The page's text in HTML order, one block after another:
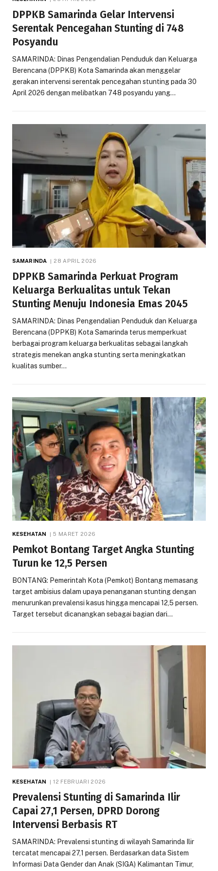
DPPKB Samarinda Gelar Intervensi
Serentak Pencegahan Stunting di 748
Posyandu
SAMARINDA: Dinas Pengendalian Penduduk dan Keluarga
Berencana (DPPKB) Kota Samarinda akan menggelar
gerakan intervensi serentak pencegahan stunting pada 30
April 2026 dengan melibatkan 748 posyandu yang…
SAMARINDA 28 APRIL 2026
DPPKB Samarinda Perkuat Program
Keluarga Berkualitas untuk Tekan
Stunting Menuju Indonesia Emas 2045
SAMARINDA: Dinas Pengendalian Penduduk dan Keluarga
Berencana (DPPKB) Kota Samarinda terus memperkuat
berbagai program keluarga berkualitas sebagai langkah
strategis menekan angka stunting serta meningkatkan
kualitas sumber…
KESEHATAN 5 MARET 2026
Pemkot Bontang Target Angka Stunting
Turun ke 12,5 Persen
BONTANG: Pemerintah Kota (Pemkot) Bontang memasang
target ambisius dalam upaya penanganan stunting dengan
menurunkan prevalensi kasus hingga mencapai 12,5 persen.
Target tersebut dicanangkan sebagai bagian dari…
KESEHATAN 12 FEBRUARI 2026
Prevalensi Stunting di Samarinda Ilir
Capai 27,1 Persen, DPRD Dorong
Intervensi Berbasis RT
SAMARINDA: Prevalensi stunting di wilayah Samarinda Ilir
tercatat mencapai 27,1 persen. Berdasarkan data Sistem
Informasi Data Gender dan Anak (SIGA) Kalimantan Timur,